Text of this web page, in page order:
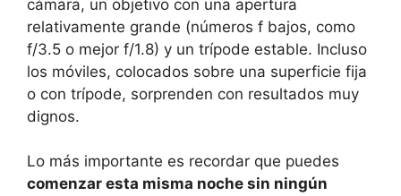
cámara, un objetivo con una apertura
relativamente grande (números f bajos, como
f/3.5 o mejor f/1.8) y un trípode estable. Incluso
los móviles, colocados sobre una superficie fija
o con trípode, sorprenden con resultados muy
dignos.
Lo más importante es recordar que puedes
comenzar esta misma noche sin ningún